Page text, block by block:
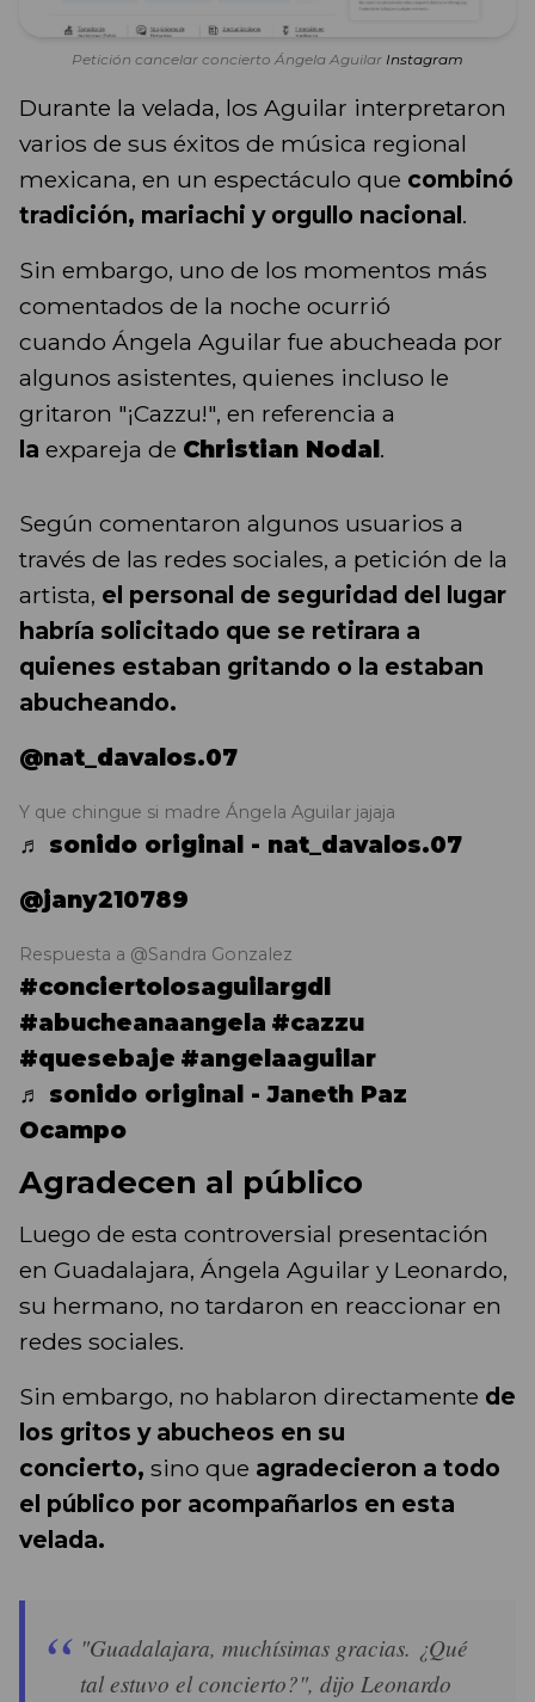
Petición cancelar concierto Ángela Aguilar Instagram
Durante la velada, los Aguilar interpretaron
varios de sus éxitos de música regional
mexicana, en un espectáculo que combinó
tradición, mariachi y orgullo nacional.
Sin embargo, uno de los momentos más
comentados de la noche ocurrió
cuando Ángela Aguilar fue abucheada por
algunos asistentes, quienes incluso le
gritaron "¡Cazzu!", en referencia a
la expareja de Christian Nodal.
Según comentaron algunos usuarios a
través de las redes sociales, a petición de la
artista, el personal de seguridad del lugar
habría solicitado que se retirara a
quienes estaban gritando o la estaban
abucheando.
@nat_davalos.07
Y que chingue si madre Ángela Aguilar jajaja
♬ sonido original - nat_davalos.07
@jany210789
Respuesta a @Sandra Gonzalez
#conciertolosaguilargdl
#abucheanaangela #cazzu
#quesebaje #angelaaguilar
♬ sonido original - Janeth Paz
Ocampo
Agradecen al público
Luego de esta controversial presentación
en Guadalajara, Ángela Aguilar y Leonardo,
su hermano, no tardaron en reaccionar en
redes sociales.
Sin embargo, no hablaron directamente de
los gritos y abucheos en su
concierto, sino que agradecieron a todo
el público por acompañarlos en esta
velada.
"Guadalajara, muchísimas gracias. ¿Qué
tal estuvo el concierto?", dijo Leonardo